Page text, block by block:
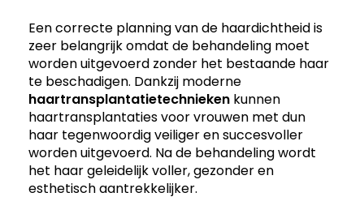
Een correcte planning van de haardichtheid is
zeer belangrijk omdat de behandeling moet
worden uitgevoerd zonder het bestaande haar
te beschadigen. Dankzij moderne
haartransplantatietechnieken kunnen
haartransplantaties voor vrouwen met dun
haar tegenwoordig veiliger en succesvoller
worden uitgevoerd. Na de behandeling wordt
het haar geleidelijk voller, gezonder en
esthetisch aantrekkelijker.